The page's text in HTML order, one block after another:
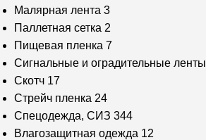
Малярная лента 3
Паллетная сетка 2
Пищевая пленка 7
Сигнальные и оградительные ленты
Скотч 17
Стрейч пленка 24
Спецодежда, СИЗ 344
Влагозащитная одежда 12